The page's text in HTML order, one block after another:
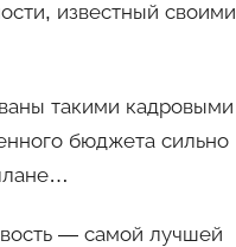
известный своими
такими кадровыми
бюджета сильно
— самой лучшей